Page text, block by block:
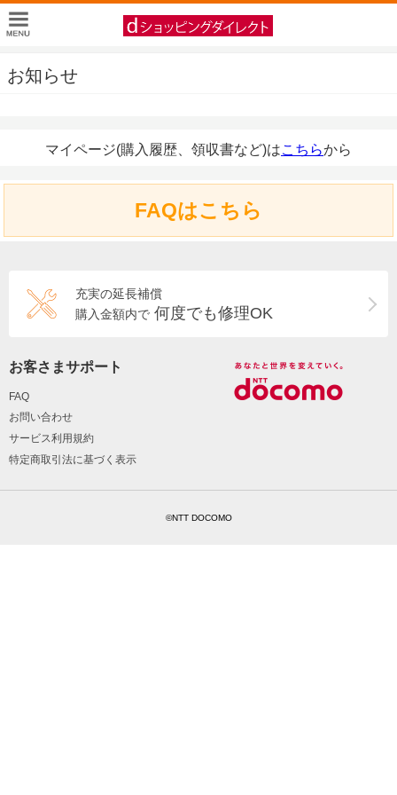
お知らせ
マイページ(購入履歴、領収書など)はこちらから
FAQはこちら
充実の延長補償
購入金額内で 何度でも修理OK
お客さまサポート
FAQ
お問い合わせ
サービス利用規約
特定商取引法に基づく表示
©NTT DOCOMO